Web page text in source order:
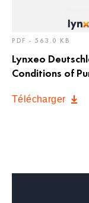
PDF - 563.0 KB
Lynxeo
Conditions of
Télécharger